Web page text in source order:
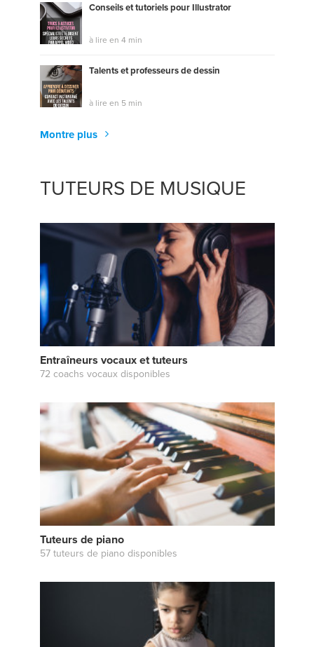
Conseils et tutoriels pour Illustrator
à lire en 4 min
Talents et professeurs de dessin
à lire en 5 min
Montre plus
TUTEURS DE MUSIQUE
Entraîneurs vocaux et tuteurs
72 coachs vocaux disponibles
Tuteurs de piano
57 tuteurs de piano disponibles